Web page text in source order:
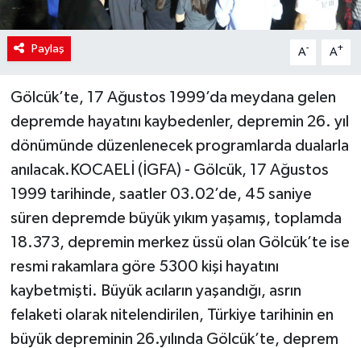
Paylaş A- A+
Gölcük’te, 17 Ağustos 1999’da meydana gelen
depremde hayatını kaybedenler, depremin 26. yıl
dönümünde düzenlenecek programlarda dualarla
anılacak.KOCAELİ (İGFA) - Gölcük, 17 Ağustos
1999 tarihinde, saatler 03.02’de, 45 saniye
süren depremde büyük yıkım yaşamış, toplamda
18.373, depremin merkez üssü olan Gölcük’te ise
resmi rakamlara göre 5300 kişi hayatını
kaybetmişti. Büyük acıların yaşandığı, asrın
felaketi olarak nitelendirilen, Türkiye tarihinin en
büyük depreminin 26.yılında Gölcük’te, deprem